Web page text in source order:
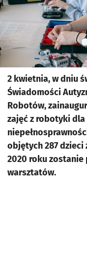
2 kwietnia, w dniu
Świadomości
Robotów,
zajęć z robotyki dla
objętych 287 dzieci
2020 roku zostanie
warsztatów.